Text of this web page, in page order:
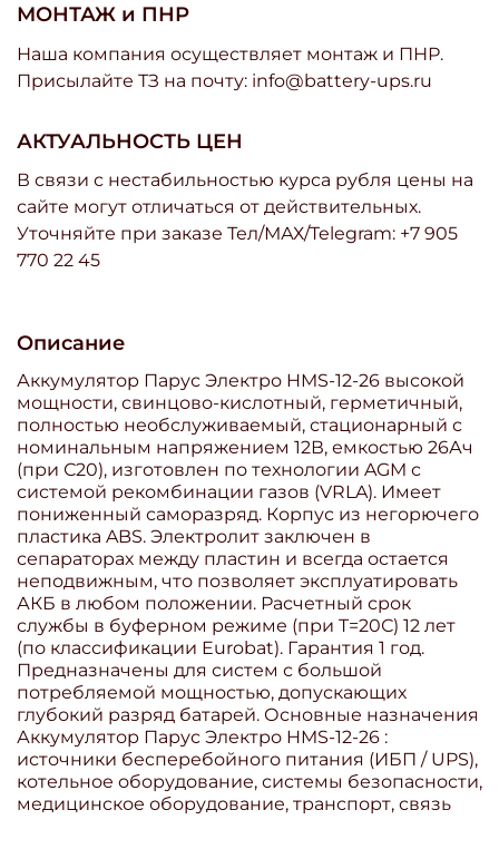
Описание
Аккумулятор Парус Электро HMS-12-26 высокой
мощности, свинцово-кислотный, герметичный,
полностью необслуживаемый, стационарный с
номинальным напряжением 12В, емкостью 26Ач
(при С20), изготовлен по технологии AGM с
системой рекомбинации газов (VRLA). Имеет
пониженный саморазряд. Корпус из негорючего
пластика ABS. Электролит заключен в
сепараторах между пластин и всегда остается
неподвижным, что позволяет эксплуатировать
АКБ в любом положении. Расчетный срок
службы в буферном режиме (при T=20С) 12 лет
(по классификации Eurobat). Гарантия 1 год.
Предназначены для систем с большой
потребляемой мощностью, допускающих
глубокий разряд батарей. Основные назначения
Аккумулятор Парус Электро HMS-12-26 :
источники бесперебойного питания (ИБП / UPS),
котельное оборудование, системы безопасности,
медицинское оборудование, транспорт, связь
МОНТАЖ и ПНР
Наша компания осуществляет монтаж и ПНР.
Присылайте ТЗ на почту: info@battery-ups.ru
АКТУАЛЬНОСТЬ ЦЕН
В связи с нестабильностью курса рубля цены на
сайте могут отличаться от действительных.
Уточняйте при заказе Тел/МАХ/Telegram: +7 905
770 22 45